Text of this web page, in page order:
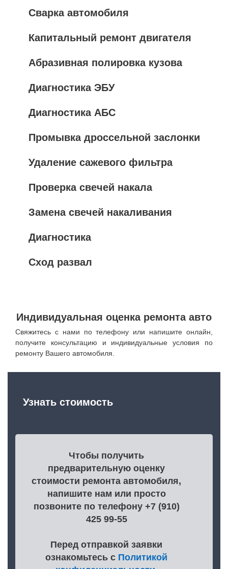
Сварка автомобиля
Капитальный ремонт двигателя
Абразивная полировка кузова
Диагностика ЭБУ
Диагностика АБС
Промывка дроссельной заслонки
Удаление сажевого фильтра
Проверка свечей накала
Замена свечей накаливания
Диагностика
Сход развал
Индивидуальная оценка ремонта авто
Свяжитесь с нами по телефону или напишите онлайн,
получите консультацию и индивидуальные условия по
ремонту Вашего автомобиля.
Узнать стоимость
Чтобы получить
предварительную оценку
стоимости ремонта автомобиля,
напишите нам или просто
позвоните по телефону +7 (910)
425 99-55
Перед отправкой заявки
ознакомьтесь с Политикой